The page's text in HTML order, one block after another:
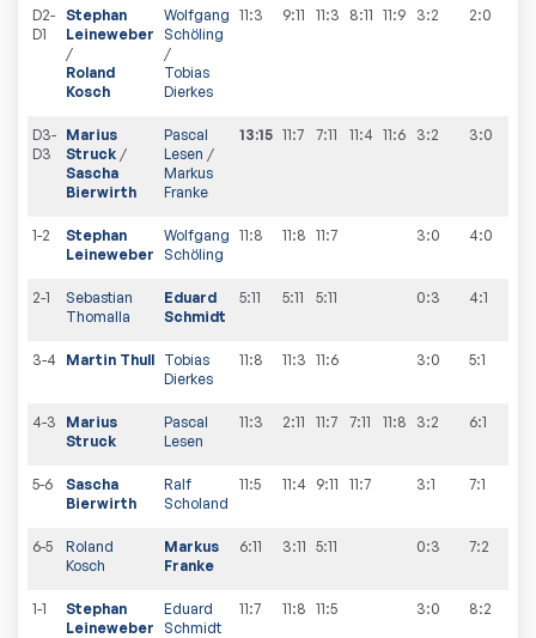
D2-
D1
Stephan
Leineweber
/
Roland
Kosch
Wolfgang
Schöling
/
Tobias
Dierkes
11:3 9:11 11:3 8:11 11:9 3:2 2:0
D3-
D3
Marius
Struck /
Sascha
Bierwirth
Pascal
Lesen /
Markus
Franke
13:15 11:7 7:11 11:4 11:6 3:2 3:0
1-2
Stephan
Leineweber
Wolfgang
Schöling
11:8 11:8 11:7 3:0 4:0
2-1
Sebastian
Thomalla
Eduard
Schmidt
5:11 5:11 5:11 0:3 4:1
3-4 Martin Thull Tobias
Dierkes
11:8 11:3 11:6 3:0 5:1
4-3
Marius
Struck
Pascal
Lesen
11:3 2:11 11:7 7:11 11:8 3:2 6:1
5-6
Sascha
Bierwirth
Ralf
Scholand
11:5 11:4 9:11 11:7 3:1 7:1
6-5
Roland
Kosch
Markus
Franke
6:11 3:11 5:11 0:3 7:2
1-1
Stephan
Leineweber
Eduard
Schmidt
11:7 11:8 11:5 3:0 8:2